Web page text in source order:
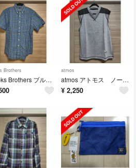
Brothers
Brooks Brothers ブルックス ブラザーズ 半袖ボタンダウンシャツ
atmos
atmos アトモス ノースリーブシャツ(新品・アウトレット)
¥ 2,250